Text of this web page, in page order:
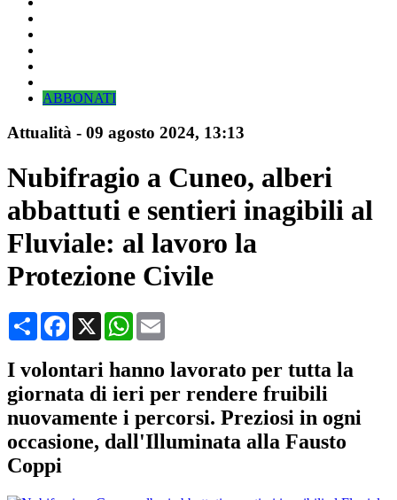
ABBONATI
Attualità - 09 agosto 2024, 13:13
Nubifragio a Cuneo, alberi
abbattuti e sentieri inagibili al
Fluviale: al lavoro la
Protezione Civile
CondividiFacebook
X WhatsApp
I volontari hanno lavorato per tutta la
giornata di ieri per rendere fruibili
nuovamente i percorsi. Preziosi in ogni
occasione, dall'Illuminata alla Fausto
Coppi